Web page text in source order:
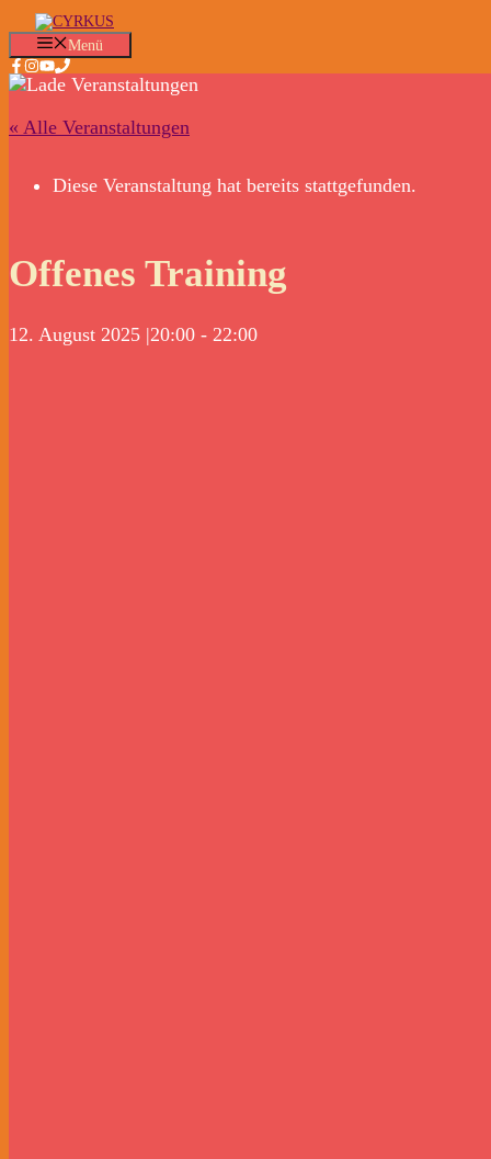
Zum
Inhalt
springen
Menü
« Alle Veranstaltungen
Diese Veranstaltung hat bereits stattgefunden.
Offenes Training
12. August 2025 |20:00 - 22:00